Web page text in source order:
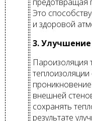
Это
и здоровой
3.
Пароизоляция
внешней
сохранять
результате